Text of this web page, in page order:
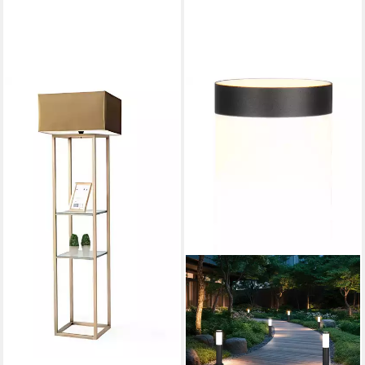
JVMOEBEL
aus Edelstahl und Glas mit
Ablageflächen, Оhne
Leuchtmittel, Made in Europe
UVP940,00 €
lieferbar in 10 Wochen